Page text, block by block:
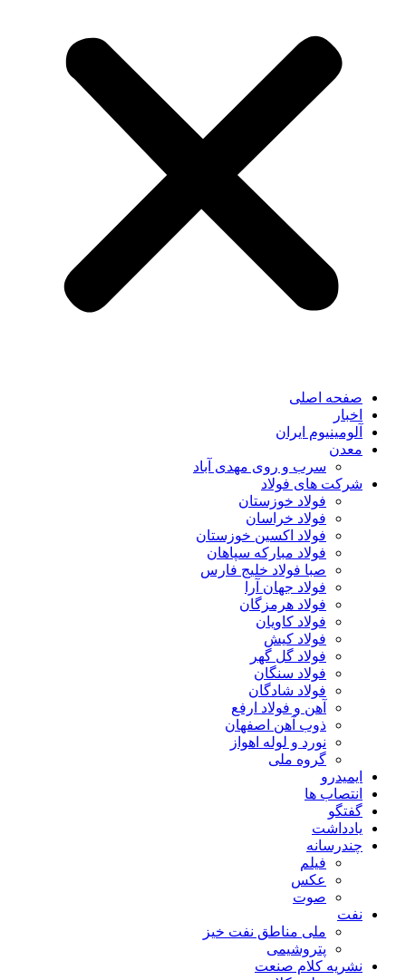
صفحه اصلی
اخبار
آلومینیوم ایران
معدن
سرب و روی مهدی آباد
شرکت های فولاد
فولاد خوزستان
فولاد خراسان
فولاد اکسین خوزستان
فولاد مبارکه سپاهان
صبا فولاد خلیج فارس
فولاد جهان آرا
فولاد هرمزگان
فولاد کاویان
فولاد کیش
فولاد گل گهر
فولاد سنگان
فولاد شادگان
آهن و فولاد ارفع
ذوب آهن اصفهان
نورد و لوله اهواز
گروه ملی
ایمیدرو
انتصاب ها
گفتگو
یادداشت
چندرسانه
فیلم
عکس
صوت
نفت
ملی مناطق نفت خیز
پتروشیمی
نشریه کلام صنعت